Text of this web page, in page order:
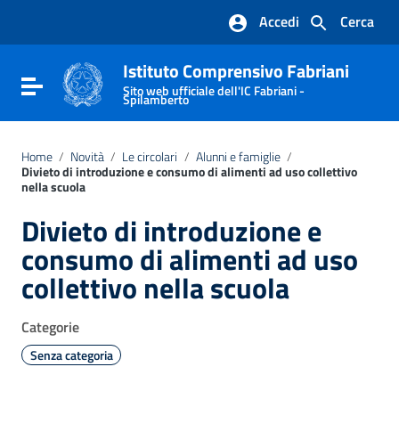
Vai al footer
Cerca
Accedi
Attiva / disattiva la navigazione
Istituto Comprensivo Fabriani
Sito web ufficiale dell'IC Fabriani -
Spilamberto
Home / Novità / Le circolari / Alunni e famiglie /
Divieto di introduzione e consumo di alimenti ad uso collettivo
nella scuola
Divieto di introduzione e
consumo di alimenti ad uso
collettivo nella scuola
Categorie
Senza categoria